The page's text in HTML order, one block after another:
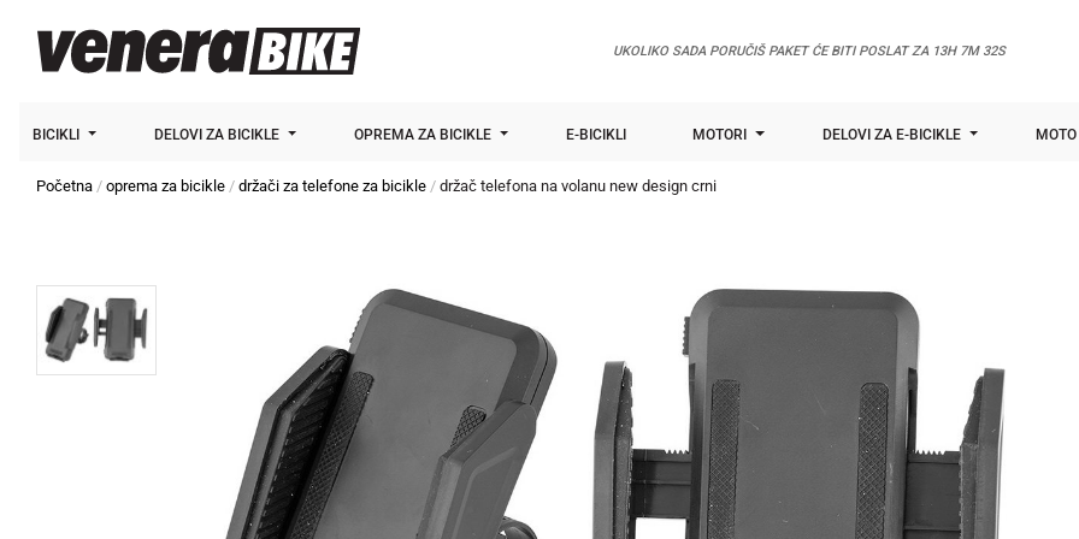
UKOLIKO SADA PORUČIŠ PAKET ĆE BITI POSLAT ZA 13H 7M 31S
BICIKLI DELOVI ZA BICIKLE OPREMA ZA BICIKLE E-BICIKLI MOTORI DELOVI ZA E-BICIKLE
Početna oprema za bicikle držači za telefone za bicikle držač telefona na volanu new design crni